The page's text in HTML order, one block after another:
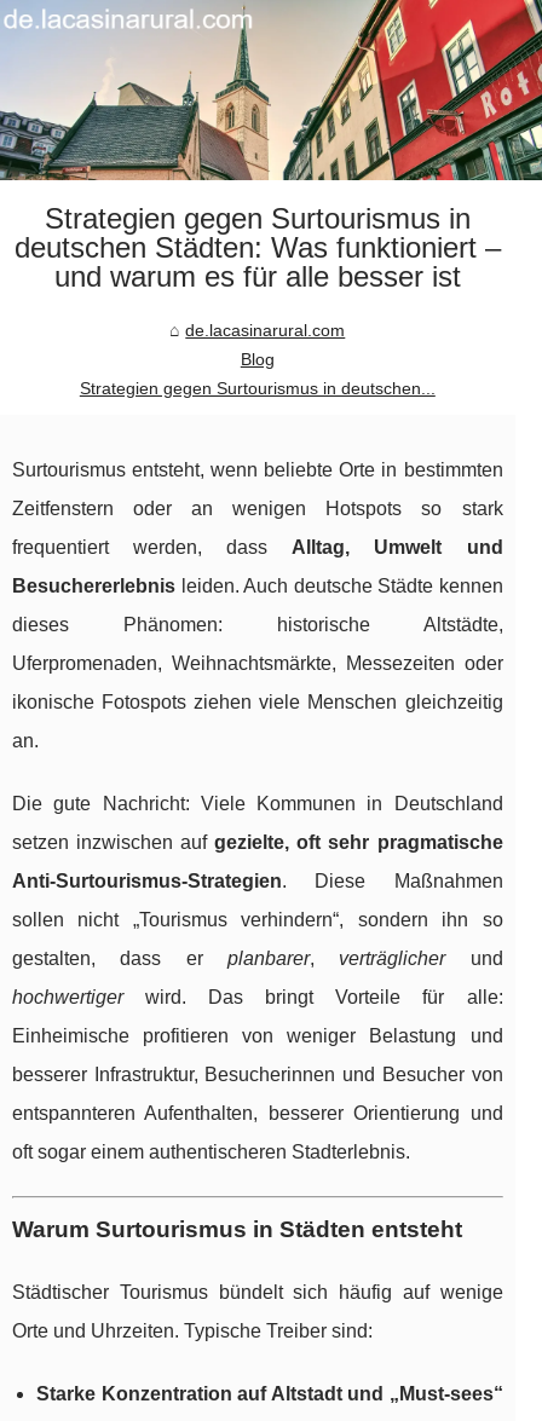
Strategien gegen Surtourismus in
deutschen Städten: Was funktioniert –
und warum es für alle besser ist
de.lacasinarural.com
Blog
Strategien gegen Surtourismus in deutschen...
Surtourismus entsteht, wenn beliebte Orte in bestimmten
Zeitfenstern oder an wenigen Hotspots so stark
frequentiert werden, dass Alltag, Umwelt und
Besuchererlebnis leiden. Auch deutsche Städte kennen
dieses Phänomen: historische Altstädte,
Uferpromenaden, Weihnachtsmärkte, Messezeiten oder
ikonische Fotospots ziehen viele Menschen gleichzeitig
an.
Die gute Nachricht: Viele Kommunen in Deutschland
setzen inzwischen aufgezielte, oft sehr pragmatische
Anti-Surtourismus-Strategien. Diese Maßnahmen
sollen nicht „Tourismus verhindern“, sondern ihn so
gestalten, dass er planbarer, verträglicherund
hochwertigerwird. Das bringt Vorteile für alle:
Einheimische profitieren von weniger Belastung und
besserer Infrastruktur, Besucherinnen und Besucher von
entspannteren Aufenthalten, besserer Orientierung und
oft sogar einem authentischeren Stadterlebnis.
Warum Surtourismus in Städten entsteht
Städtischer Tourismus bündelt sich häufig auf wenige
Orte und Uhrzeiten. Typische Treiber sind:
Starke Konzentration auf Altstadt und „Must-sees“